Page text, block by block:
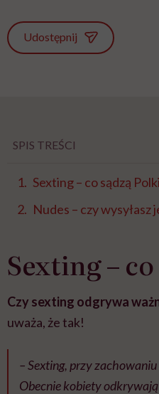
Udostępnij
SPIS TREŚCI
Sexting – co sądzą
Nudes – czy
Sexting –
Czy sexting odgrywa
uważa, że tak!
– Sexting, przy
Obecnie kobiety